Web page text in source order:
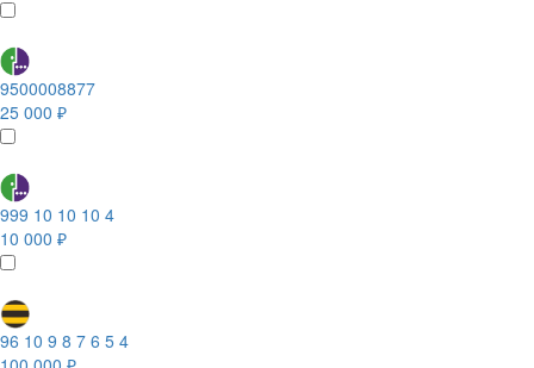
9500008877
25 000 ₽
999 10 10 10 4
10 000 ₽
96 10 9 8 7 6 5 4